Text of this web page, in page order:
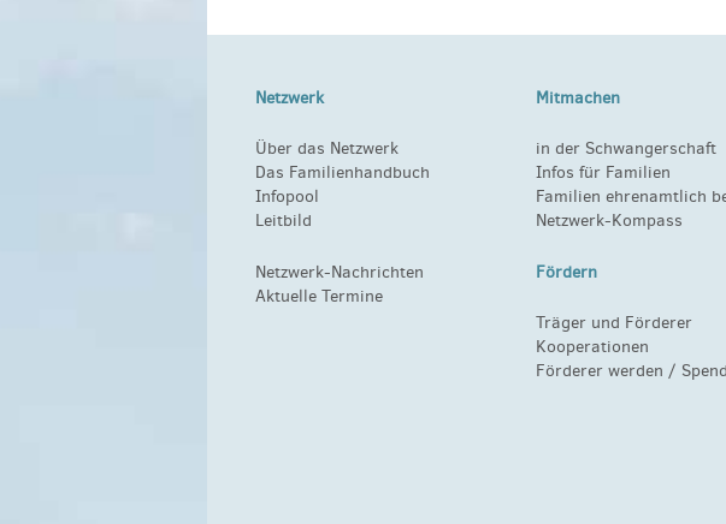
Netzwerk
Über das Netzwerk
Das Familienhandbuch
Infopool
Leitbild
Netzwerk-Nachrichten
Aktuelle Termine
Mitmachen
in der Schwangerschaft
Infos für Familien
Familien ehrenamtlich
Netzwerk-Kompass
Fördern
Träger und Förderer
Kooperationen
Förderer werden /